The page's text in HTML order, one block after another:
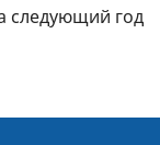
следующий год